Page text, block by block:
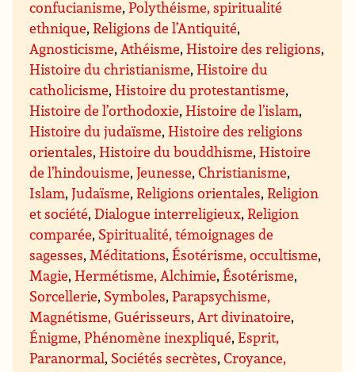
confucianisme,Polythéisme, spiritualité
ethnique,Religions de l’Antiquité,
Agnosticisme, Athéisme,Histoire des religions,
Histoire du christianisme,Histoire du
catholicisme,Histoire du protestantisme,
Histoire de l’orthodoxie,Histoire de l’islam,
Histoire du judaïsme,Histoire des religions
orientales,Histoire du bouddhisme,Histoire
de l’hindouisme,Jeunesse,Christianisme,
Islam,Judaïsme,Religions orientales,Religion
et société,Dialogue interreligieux,Religion
comparée, Spiritualité, témoignages de
sagesses, Méditations,Ésotérisme, occultisme,
Magie,Hermétisme, Alchimie,Ésotérisme,
Sorcellerie, Symboles,Parapsychisme,
Magnétisme, Guérisseurs, Art divinatoire,
Énigme, Phénomène inexpliqué,Esprit,
Paranormal, Sociétés secrètes,Croyance,